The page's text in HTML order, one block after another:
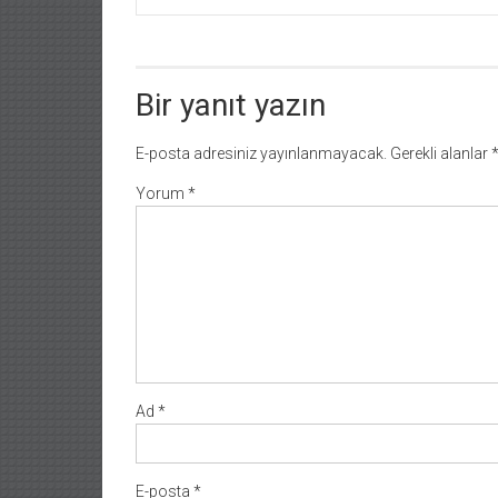
Bir yanıt yazın
E-posta adresiniz yayınlanmayacak. Gerekli alanlar*
Yorum *
Ad *
E-posta *